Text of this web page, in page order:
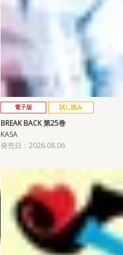
電子版 試し読み
BREAK BACK 第25巻
KASA
発売日：2026.08.06